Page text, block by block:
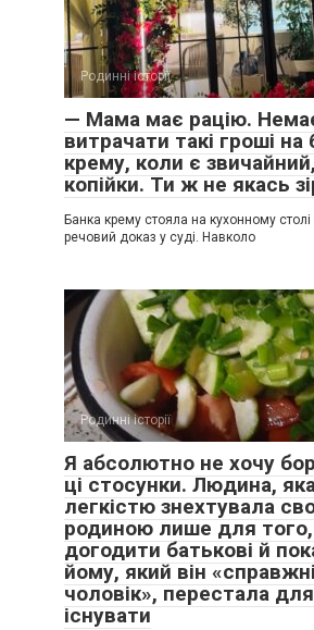
Родинні історії
— Мама має рацію.
витрачати такі гроші на
крему, коли є
копійки. Ти ж не якась
Банка крему стояла на кухонному
речовий доказ у суді. Навколо
Родинні історії
Я абсолютно не хочу
ці стосунки. Людина,
легкістю знехтувала
родиною лише для
догодити батькові й
йому, який він
чоловік», перестала
існувати